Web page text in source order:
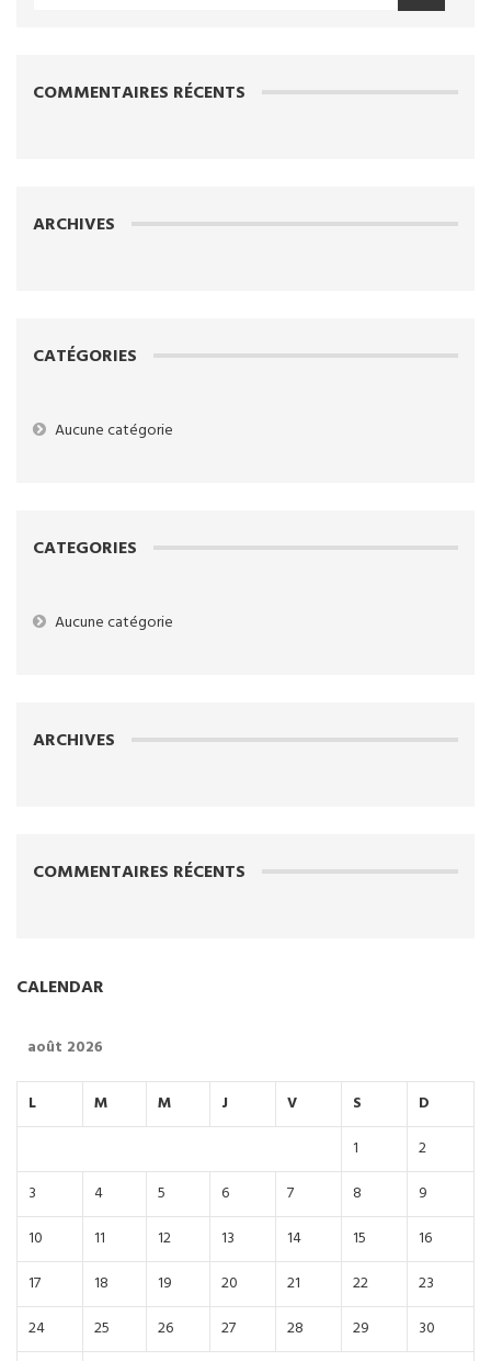
COMMENTAIRES RÉCENTS
ARCHIVES
CATÉGORIES
Aucune catégorie
CATEGORIES
Aucune catégorie
ARCHIVES
COMMENTAIRES RÉCENTS
CALENDAR
août 2026
L M M J V S
D
1
2
3
4 5 6 7 8
9
10
11 12 13 14 15
16
17
18 19 20 21 22
23
24
25 26 27 28 29
30